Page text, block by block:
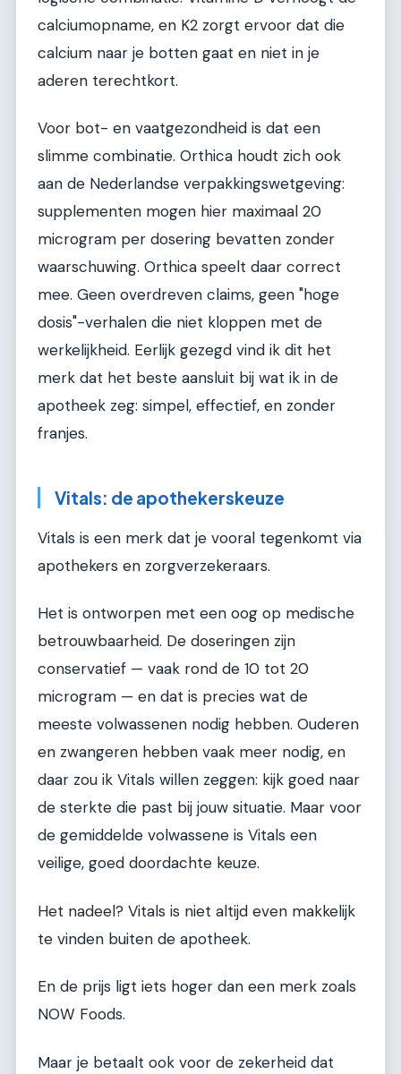
calciumopname, en K2 zorgt ervoor dat die
calcium naar je botten gaat en niet in je
aderen terechtkort.
Voor bot- en vaatgezondheid is dat een
slimme combinatie. Orthica houdt zich ook
aan de Nederlandse verpakkingswetgeving:
supplementen mogen hier maximaal 20
microgram per dosering bevatten zonder
waarschuwing. Orthica speelt daar correct
mee. Geen overdreven claims, geen "hoge
dosis"-verhalen die niet kloppen met de
werkelijkheid. Eerlijk gezegd vind ik dit het
merk dat het beste aansluit bij wat ik in de
apotheek zeg: simpel, effectief, en zonder
franjes.
Vitals: de apothekerskeuze
Vitals is een merk dat je vooral tegenkomt via
apothekers en zorgverzekeraars.
Het is ontworpen met een oog op medische
betrouwbaarheid. De doseringen zijn
conservatief — vaak rond de 10 tot 20
microgram — en dat is precies wat de
meeste volwassenen nodig hebben. Ouderen
en zwangeren hebben vaak meer nodig, en
daar zou ik Vitals willen zeggen: kijk goed naar
de sterkte die past bij jouw situatie. Maar voor
de gemiddelde volwassene is Vitals een
veilige, goed doordachte keuze.
Het nadeel? Vitals is niet altijd even makkelijk
te vinden buiten de apotheek.
En de prijs ligt iets hoger dan een merk zoals
NOW Foods.
Maar je betaalt ook voor de zekerheid dat